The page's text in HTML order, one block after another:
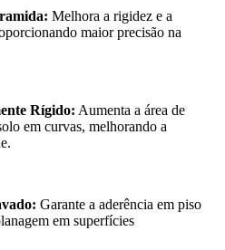
Melhora a rigidez e a
maior precisão na
Rígido: Aumenta a área de
em curvas, melhorando a
Garante a aderência em piso
em superfícies